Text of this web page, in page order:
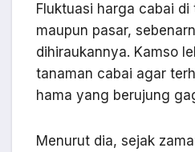
Fluktuasi harga cabai
maupun pasar,
dihiraukannya. Kamso
tanaman cabai agar
hama yang berujung
Menurut dia, sejak